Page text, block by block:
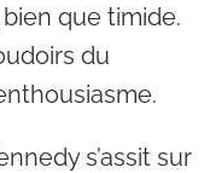
bien que timide.
du
s’assit sur